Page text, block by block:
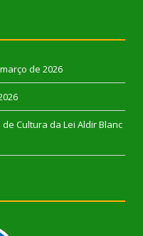
de 2026
Cultura da Lei Aldir Blanc